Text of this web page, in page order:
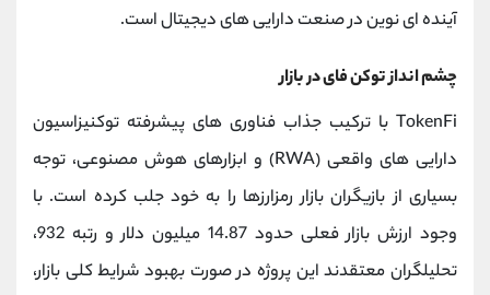
آینده ‌ای نوین در صنعت دارایی ‌های دیجیتال است.
چشم‌ انداز توکن فای در بازار
TokenFi با ترکیب جذاب فناوری‌ های پیشرفته توکنیزاسیون
دارایی ‌های واقعی (RWA) و ابزارهای هوش مصنوعی، توجه
بسیاری از بازیگران بازار رمزارزها را به خود جلب کرده است. با
وجود ارزش بازار فعلی حدود 14.87 میلیون دلار و رتبه 932،
تحلیلگران معتقدند این پروژه در صورت بهبود شرایط کلی بازار،